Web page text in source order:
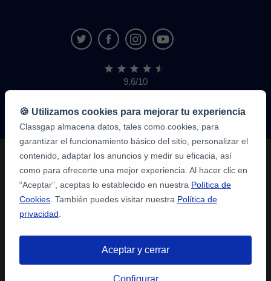
9,6/10
1.339.284
de
alumnos
🍪 Utilizamos cookies para mejorar tu experiencia
Classgap almacena datos, tales como cookies, para
garantizar el funcionamiento básico del sitio, personalizar el
contenido, adaptar los anuncios y medir su eficacia, así
como para ofrecerte una mejor experiencia. Al hacer clic en
“Aceptar”, aceptas lo establecido en nuestra Política de
Cookies . También puedes visitar nuestra Política de
privacidad
Aceptar y cerrar
Configurar